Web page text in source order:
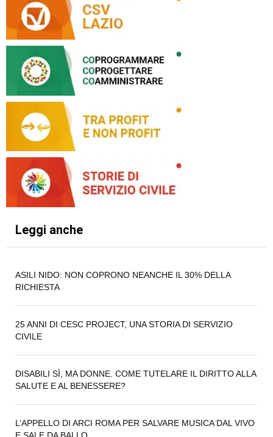
Leggi anche
ASILI NIDO: NON COPRONO NEANCHE IL 30% DELLA
RICHIESTA
25 ANNI DI CESC PROJECT, UNA STORIA DI SERVIZIO
CIVILE
DISABILI SÌ, MA DONNE. COME TUTELARE IL DIRITTO ALLA
SALUTE E AL BENESSERE?
L’APPELLO DI ARCI ROMA PER SALVARE MUSICA DAL VIVO
E SALE DA BALLO